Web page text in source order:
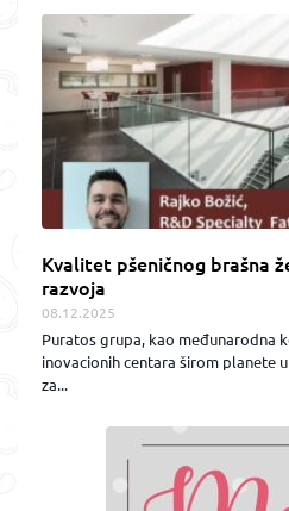
Kvalitet pšeničnog brašna
razvoja
08.12.2025
Puratos grupa, kao međunarodna
inovacionih centara širom planete
za...